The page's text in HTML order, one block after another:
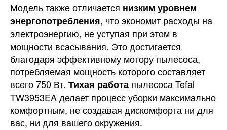
Модель также отличается низким уровнем
энергопотребления, что экономит расходы на
электроэнергию, не уступая при этом в
мощности всасывания. Это достигается
благодаря эффективному мотору пылесоса,
потребляемая мощность которого составляет
всего 750 Вт. Тихая работа пылесоса Tefal
TW3953EA делает процесс уборки максимально
комфортным, не создавая дискомфорта ни для
вас, ни для вашего окружения.